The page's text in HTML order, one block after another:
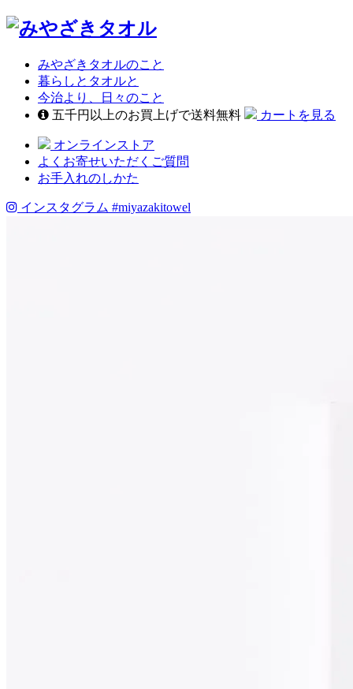
みやざきタオルのこと
暮らしとタオルと
今治より、日々のこと
五千円以上のお買上げで送料無料
カートを見る
オンラインストア
よくお寄せいただくご質問
お手入れのしかた
インスタグラム #miyazakitowel